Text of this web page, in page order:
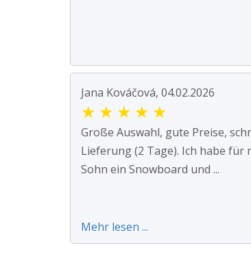
Jana Kováčová, 04.02.2026
★ ★ ★ ★ ★
Große Auswahl, gute Preise,
Lieferung (2 Tage). Ich habe für
Sohn ein Snowboard und ...
Mehr lesen ...